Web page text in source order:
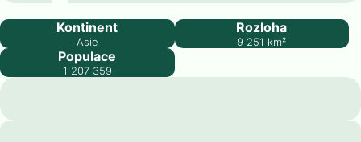
Kypr
Kontinent
Asie
Rozloha
9 251 km²
Populace
1 207 359